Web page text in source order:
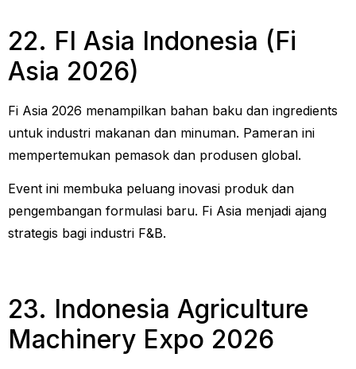
22. FI Asia Indonesia (Fi
Asia 2026)
Fi Asia 2026 menampilkan bahan baku dan ingredients
untuk industri makanan dan minuman. Pameran ini
mempertemukan pemasok dan produsen global.
Event ini membuka peluang inovasi produk dan
pengembangan formulasi baru. Fi Asia menjadi ajang
strategis bagi industri F&B.
23. Indonesia Agriculture
Machinery Expo 2026